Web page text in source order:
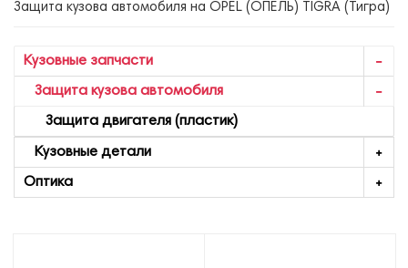
Защита кузова автомобиля на OPEL (ОПЕЛЬ) TIGRA (Тигра)
Кузовные запчасти
Защита кузова автомобиля
Защита двигателя (пластик)
Кузовные детали
Оптика